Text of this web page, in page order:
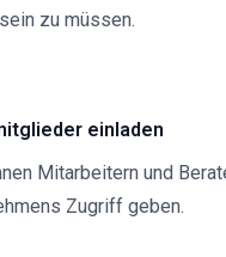
zu müssen.
einladen
Mitarbeitern und
Zugriff geben.